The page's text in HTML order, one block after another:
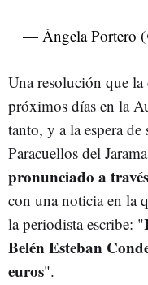
— Ángela Portero
Una resolución que la
próximos días en la
tanto, y a la espera
Paracuellos del
pronunciado a
con una noticia en la
la periodista escribe: "
Belén Esteban
euros".